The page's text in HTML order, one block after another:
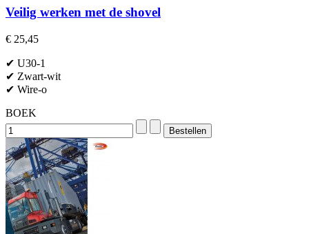
Veilig werken met de shovel
€ 25,45
✔ U30-1
✔ Zwart-wit
✔ Wire-o
BOEK